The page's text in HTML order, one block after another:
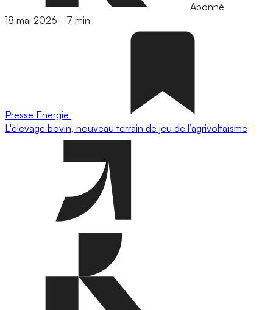
Abonné
18 mai 2026 - 7 min
Presse Energie
L'élevage bovin, nouveau terrain de jeu de l’agrivoltaïsme